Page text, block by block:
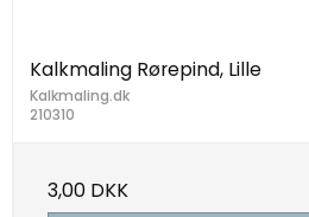
Kalkmaling Rørepind, Lille
Kalkmaling.dk
210310
3,00 DKK